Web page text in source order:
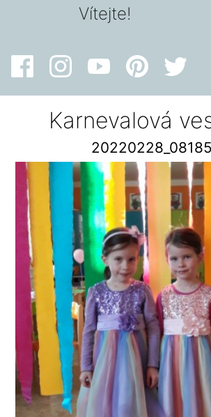
Vítejte!
Karnevalová